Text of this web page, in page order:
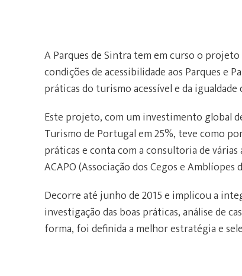
A Parques de Sintra tem em curso o
condições de acessibilidade aos Parques e
práticas do turismo acessível e da
Este projeto, com um investimento global
Turismo de Portugal em 25%, teve como
práticas e conta com a consultoria de várias
ACAPO (Associação dos Cegos e
Decorre até junho de 2015 e implicou a
investigação das boas práticas, análise de
forma, foi definida a melhor estratégia e